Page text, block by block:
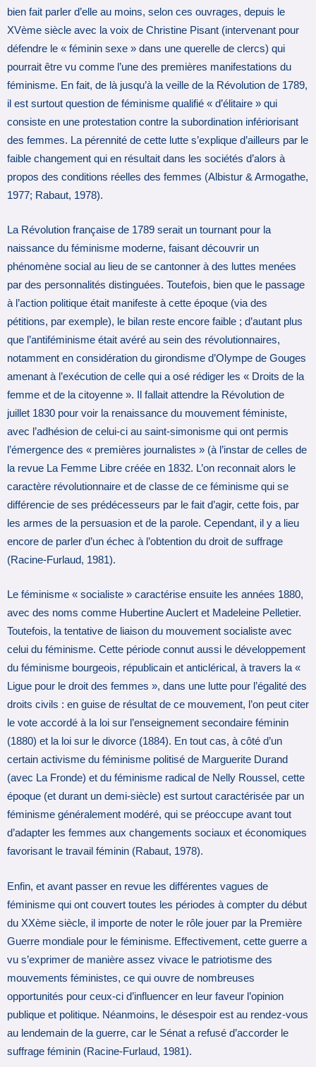
bien fait parler d’elle au moins, selon ces ouvrages, depuis le
XVème siècle avec la voix de Christine Pisant (intervenant pour
défendre le « féminin sexe » dans une querelle de clercs) qui
pourrait être vu comme l’une des premières manifestations du
féminisme. En fait, de là jusqu’à la veille de la Révolution de 1789,
il est surtout question de féminisme qualifié « d’élitaire » qui
consiste en une protestation contre la subordination infériorisant
des femmes. La pérennité de cette lutte s’explique d’ailleurs par le
faible changement qui en résultait dans les sociétés d’alors à
propos des conditions réelles des femmes (Albistur & Armogathe,
1977; Rabaut, 1978).
La Révolution française de 1789 serait un tournant pour la
naissance du féminisme moderne, faisant découvrir un
phénomène social au lieu de se cantonner à des luttes menées
par des personnalités distinguées. Toutefois, bien que le passage
à l’action politique était manifeste à cette époque (via des
pétitions, par exemple), le bilan reste encore faible ; d’autant plus
que l’antiféminisme était avéré au sein des révolutionnaires,
notamment en considération du girondisme d’Olympe de Gouges
amenant à l’exécution de celle qui a osé rédiger les « Droits de la
femme et de la citoyenne ». Il fallait attendre la Révolution de
juillet 1830 pour voir la renaissance du mouvement féministe,
avec l’adhésion de celui-ci au saint-simonisme qui ont permis
l’émergence des « premières journalistes » (à l’instar de celles de
la revue La Femme Libre créée en 1832. L’on reconnait alors le
caractère révolutionnaire et de classe de ce féminisme qui se
différencie de ses prédécesseurs par le fait d’agir, cette fois, par
les armes de la persuasion et de la parole. Cependant, il y a lieu
encore de parler d’un échec à l’obtention du droit de suffrage
(Racine-Furlaud, 1981).
Le féminisme « socialiste » caractérise ensuite les années 1880,
avec des noms comme Hubertine Auclert et Madeleine Pelletier.
Toutefois, la tentative de liaison du mouvement socialiste avec
celui du féminisme. Cette période connut aussi le développement
du féminisme bourgeois, républicain et anticlérical, à travers la «
Ligue pour le droit des femmes », dans une lutte pour l’égalité des
droits civils : en guise de résultat de ce mouvement, l’on peut citer
le vote accordé à la loi sur l’enseignement secondaire féminin
(1880) et la loi sur le divorce (1884). En tout cas, à côté d’un
certain activisme du féminisme politisé de Marguerite Durand
(avec La Fronde) et du féminisme radical de Nelly Roussel, cette
époque (et durant un demi-siècle) est surtout caractérisée par un
féminisme généralement modéré, qui se préoccupe avant tout
d’adapter les femmes aux changements sociaux et économiques
favorisant le travail féminin (Rabaut, 1978).
Enfin, et avant passer en revue les différentes vagues de
féminisme qui ont couvert toutes les périodes à compter du début
du XXème siècle, il importe de noter le rôle jouer par la Première
Guerre mondiale pour le féminisme. Effectivement, cette guerre a
vu s’exprimer de manière assez vivace le patriotisme des
mouvements féministes, ce qui ouvre de nombreuses
opportunités pour ceux-ci d’influencer en leur faveur l’opinion
publique et politique. Néanmoins, le désespoir est au rendez-vous
au lendemain de la guerre, car le Sénat a refusé d’accorder le
suffrage féminin (Racine-Furlaud, 1981).